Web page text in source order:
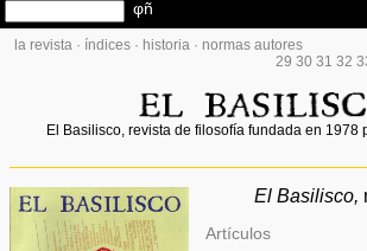
la revista · índices · historia · normas autores
29 30 31 32
El Basilisco, revista de filosofía fundada en 1978
El Basilisco,
Artículos